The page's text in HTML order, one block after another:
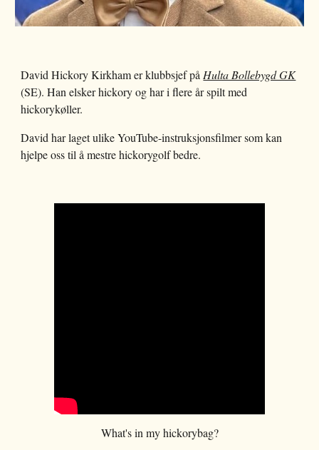
David Hickory Kirkham er klubbsjef på Hulta Bollebygd GK
(SE). Han elsker hickory og har i flere år spilt med
hickorykøller.
David har laget ulike YouTube-instruksjonsfilmer som kan
hjelpe oss til å mestre hickorygolf bedre.
What's in my hickorybag?